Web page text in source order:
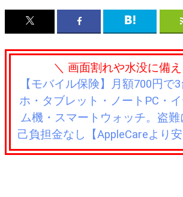
＼ 画面割れや水没に備
【モバイル保険】月額700円で
ホ・タブレット・ノートPC・
ム機・スマートウォッチ。盗難
己負担金なし【AppleCareより安